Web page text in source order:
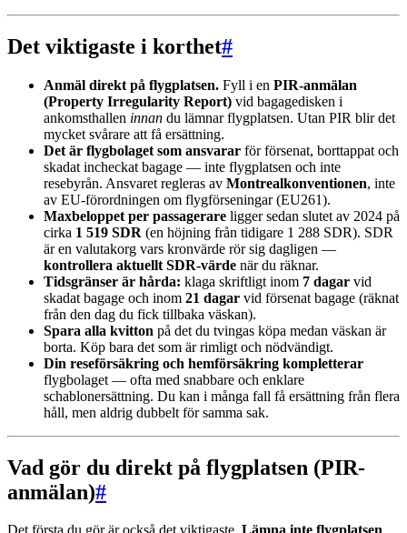
Det viktigaste i korthet#
Anmäl direkt på flygplatsen. Fyll i en PIR-anmälan
(Property Irregularity Report) vid bagagedisken i
ankomsthallen innan du lämnar flygplatsen. Utan PIR blir det
mycket svårare att få ersättning.
Det är flygbolaget som ansvarar för försenat, borttappat och
skadat incheckat bagage — inte flygplatsen och inte
resebyrån. Ansvaret regleras av Montrealkonventionen, inte
av EU-förordningen om flygförseningar (EU261).
Maxbeloppet per passagerare ligger sedan slutet av 2024 på
cirka 1 519 SDR (en höjning från tidigare 1 288 SDR). SDR
är en valutakorg vars kronvärde rör sig dagligen —
kontrollera aktuellt SDR-värde när du räknar.
Tidsgränser är hårda: klaga skriftligt inom 7 dagar vid
skadat bagage och inom 21 dagar vid försenat bagage (räknat
från den dag du fick tillbaka väskan).
Spara alla kvitton på det du tvingas köpa medan väskan är
borta. Köp bara det som är rimligt och nödvändigt.
Din reseförsäkring och hemförsäkring kompletterar
flygbolaget — ofta med snabbare och enklare
schablonersättning. Du kan i många fall få ersättning från flera
håll, men aldrig dubbelt för samma sak.
Vad gör du direkt på flygplatsen (PIR-
anmälan)#